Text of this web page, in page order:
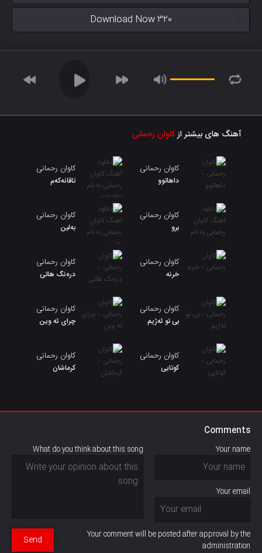
Download Now 320
آهنگ های بیشتر ازکاوان رحمانی
کاوان رحمانی
داهاتوو
کاوان رحمانی
تاقانەکەم
کاوان رحمانی
برو
کاوان رحمانی
بەلین
کاوان رحمانی
خرنه
کاوان رحمانی
درەنگ هاتی
کاوان رحمانی
بی تو ئەژیم
کاوان رحمانی
چرای ئه وین
کاوان رحمانی
کوتایی
کاوان رحمانی
کرماشان
Comments
Your name
Your email
What do you think about this song
Your comment will be posted after approval by the
administration
Send